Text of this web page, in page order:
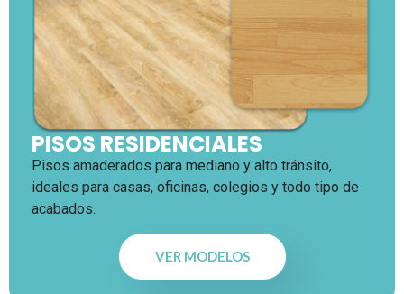
PISOS RESIDENCIALES
Pisos amaderados para mediano y alto tránsito,
ideales para casas, oficinas, colegios y todo tipo de
acabados.
VER MODELOS